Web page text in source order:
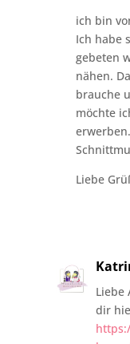
ich bin
Ich habe
gebeten
nähen.
brauche
möchte
Liebe
Liebe
dir